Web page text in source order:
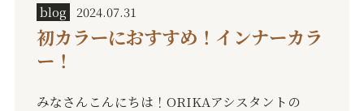
blog 2024.07.31
初カラーにおすすめ！インナーカラ
ー！
みなさんこんにちは！ORIKAアシスタントの